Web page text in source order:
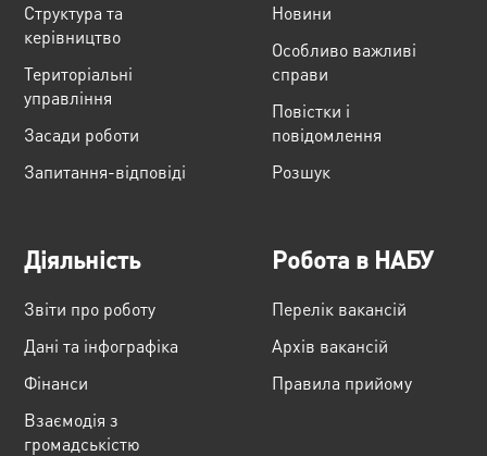
Структура та
керівництво
Територіальні
управління
Засади роботи
Запитання-відповіді
Новини
Особливо важливі
справи
Повістки і
повідомлення
Розшук
Діяльність
Звіти про роботу
Дані та інфографіка
Фінанси
Взаємодія з
громадськістю
Робота в НАБУ
Перелік вакансій
Архів вакансій
Правила прийому